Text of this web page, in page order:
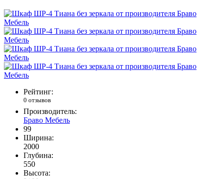
Рейтинг:
0 отзывов
Производитель:
Браво Мебель
99
Ширина:
2000
Глубина:
550
Высота: